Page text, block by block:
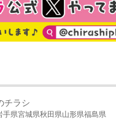
チラシ
手県宮城県秋田県山形県福島県